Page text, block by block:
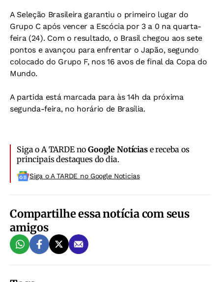
A Seleção Brasileira garantiu o primeiro lugar do
Grupo C após vencer a Escócia por 3 a 0 na quarta-
feira (24). Com o resultado, o Brasil chegou aos sete
pontos e avançou para enfrentar o Japão, segundo
colocado do Grupo F, nos 16 avos de final da Copa do
Mundo.
A partida está marcada para às 14h da próxima
segunda-feira, no horário de Brasília.
Siga o A TARDE noGoogle Notíciase receba os
principais destaques do dia.
Siga o A TARDE no Google Noticias
Compartilhe essa notícia com seus
amigos